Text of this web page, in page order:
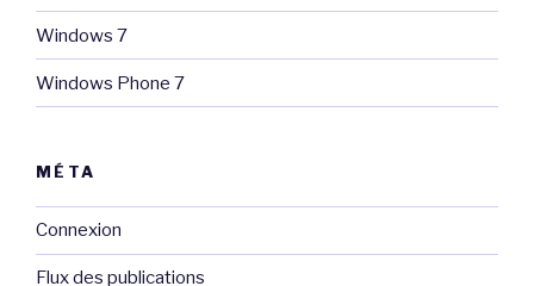
Windows 7
Windows Phone 7
MÉTA
Connexion
Flux des publications